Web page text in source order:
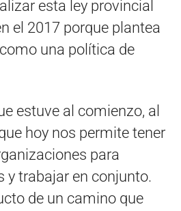
esta ley provincial
el 2017 porque plantea
una política de
estuve al comienzo, al
hoy nos permite tener
para
y trabajar en conjunto.
de un camino que